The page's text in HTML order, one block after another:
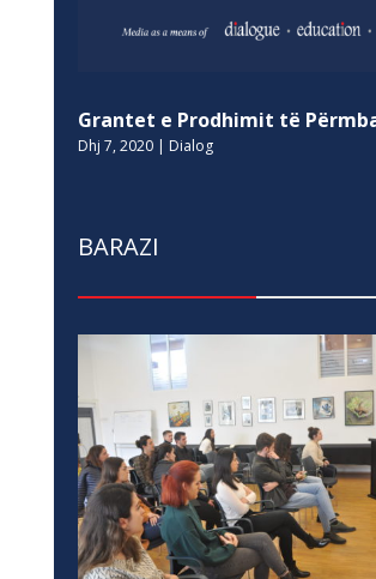
Grantet e Prodhimit të
Dhj 7, 2020| Dialog
BARAZI